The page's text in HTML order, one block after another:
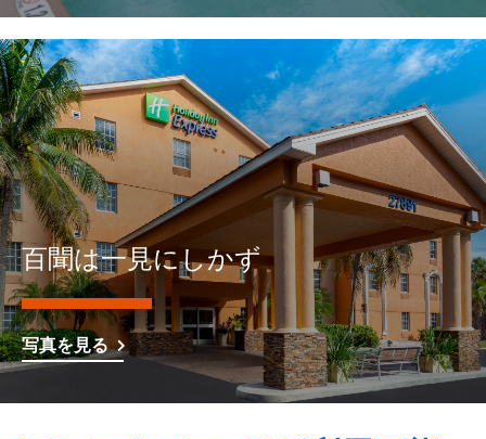
百聞は一見にしかず
写真を見る